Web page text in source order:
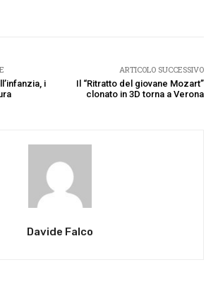
i
ARTICOLO SUCCESSIVO
Il “Ritratto del giovane Mozart”
clonato in 3D torna a Verona
Davide Falco